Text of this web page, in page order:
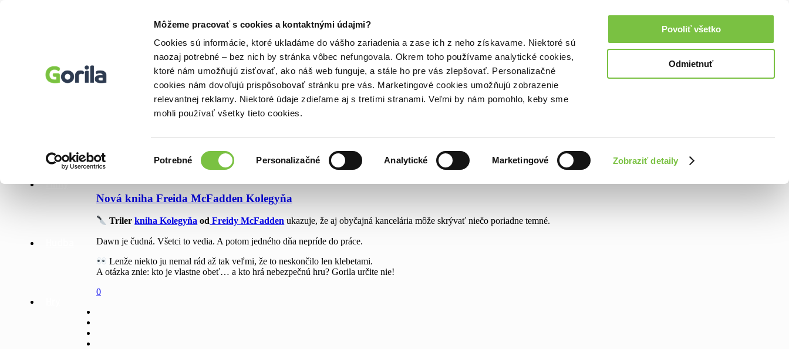
Môžeme pracovať s cookies a kontaktnými údajmi?
Cookies sú informácie, ktoré ukladáme do vášho zariadenia a zase ich z neho získavame. Niektoré sú
naozaj potrebné – bez nich by stránka vôbec nefungovala. Okrem toho používame analytické cookies,
ktoré nám umožňujú zisťovať, ako náš web funguje, a stále ho pre vás zlepšovať. Personalizačné
cookies nám dovoľujú prispôsobovať stránku pre vás. Marketingové cookies umožňujú zobrazenie
relevantnej reklamy. Niektoré údaje zdieľame aj s tretími stranami. Veľmi by nám pomohlo, keby sme
mohli používať všetky tieto cookies.
súhlasu
Potrebné Personalizačné Analytické Marketingové Zobraziť detaily
Povoliť všetko
Odmietnuť
Knihy
Filmy
Hudba
Hry
Nová kniha Freida McFadden Kolegyňa
Trilerkniha Kolegyňa od Freidy McFadden ukazuje, že aj obyčajná kancelária môže skrývať niečo poriadne temné.
Dawn je čudná. Všetci to vedia. A potom jedného dňa nepríde do práce.
Lenže niekto ju nemal rád až tak veľmi, že to neskončilo len klebetami.
A otázka znie: kto je vlastne obeť… a kto hrá nebezpečnú hru? Gorila určite nie!
0